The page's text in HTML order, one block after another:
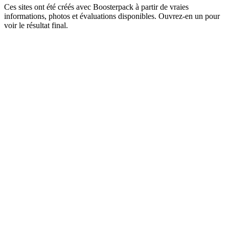
Ces sites ont été créés avec Boosterpack à partir de vraies
informations, photos et évaluations disponibles. Ouvrez-en un pour
voir le résultat final.